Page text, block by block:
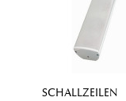
SCHALLZEILEN